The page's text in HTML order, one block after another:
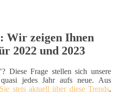
Wir zeigen Ihnen
2022 und 2023
Frage stellen sich unsere
jedes Jahr aufs neue. Aus
stets aktuell über diese Trends,